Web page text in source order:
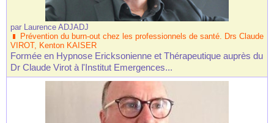
par Laurence ADJADJ
Prévention du burn-out chez les professionnels de santé. Drs Claude
VIROT, Kenton KAISER
Formée en Hypnose Ericksonienne et Thérapeutique auprès du
Dr Claude Virot à l'Institut Emergences...